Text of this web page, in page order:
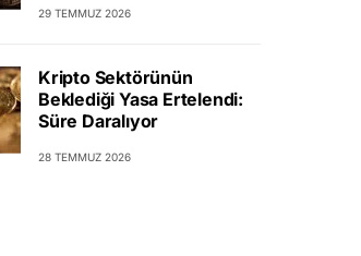
29 TEMMUZ 2026
Kripto Sektörünün
Beklediği Yasa Ertelendi:
Süre Daralıyor
28 TEMMUZ 2026